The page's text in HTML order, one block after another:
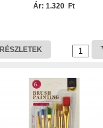
Ár: 1.320 Ft
RÉSZLETEK